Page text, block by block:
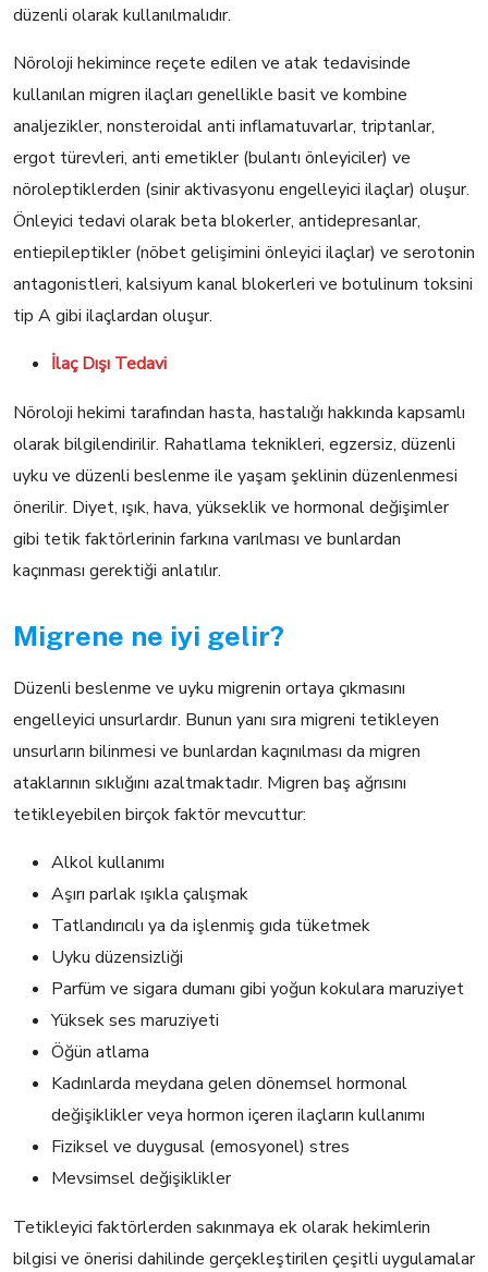
düzenli olarak kullanılmalıdır.
Nöroloji hekimince reçete edilen ve atak tedavisinde
kullanılan migren ilaçları genellikle basit ve kombine
analjezikler, nonsteroidal anti inflamatuvarlar, triptanlar,
ergot türevleri, anti emetikler (bulantı önleyiciler) ve
nöroleptiklerden (sinir aktivasyonu engelleyici ilaçlar) oluşur.
Önleyici tedavi olarak beta blokerler, antidepresanlar,
entiepileptikler (nöbet gelişimini önleyici ilaçlar) ve serotonin
antagonistleri, kalsiyum kanal blokerleri ve botulinum toksini
tip A gibi ilaçlardan oluşur.
İlaç Dışı Tedavi
Nöroloji hekimi tarafından hasta, hastalığı hakkında kapsamlı
olarak bilgilendirilir. Rahatlama teknikleri, egzersiz, düzenli
uyku ve düzenli beslenme ile yaşam şeklinin düzenlenmesi
önerilir. Diyet, ışık, hava, yükseklik ve hormonal değişimler
gibi tetik faktörlerinin farkına varılması ve bunlardan
kaçınması gerektiği anlatılır.
Migrene ne iyi gelir?
Düzenli beslenme ve uyku migrenin ortaya çıkmasını
engelleyici unsurlardır. Bunun yanı sıra migreni tetikleyen
unsurların bilinmesi ve bunlardan kaçınılması da migren
ataklarının sıklığını azaltmaktadır. Migren baş ağrısını
tetikleyebilen birçok faktör mevcuttur:
Alkol kullanımı
Aşırı parlak ışıkla çalışmak
Tatlandırıcılı ya da işlenmiş gıda tüketmek
Uyku düzensizliği
Parfüm ve sigara dumanı gibi yoğun kokulara maruziyet
Yüksek ses maruziyeti
Öğün atlama
Kadınlarda meydana gelen dönemsel hormonal
değişiklikler veya hormon içeren ilaçların kullanımı
Fiziksel ve duygusal (emosyonel) stres
Mevsimsel değişiklikler
Tetikleyici faktörlerden sakınmaya ek olarak hekimlerin
bilgisi ve önerisi dahilinde gerçekleştirilen çeşitli uygulamalar